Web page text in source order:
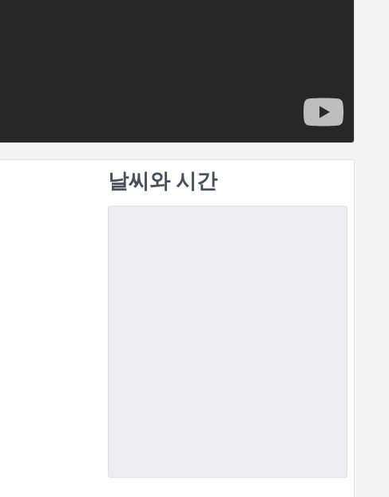
날씨와 시간